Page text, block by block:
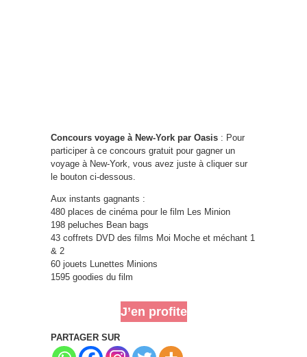
Concours voyage à New-York par Oasis : Pour
participer à ce concours gratuit pour gagner un
voyage à New-York, vous avez juste à cliquer sur
le bouton ci-dessous.
Aux instants gagnants :
480 places de cinéma pour le film Les Minion
198 peluches Bean bags
43 coffrets DVD des films Moi Moche et méchant 1
& 2
60 jouets Lunettes Minions
1595 goodies du film
J’en profite
PARTAGER SUR